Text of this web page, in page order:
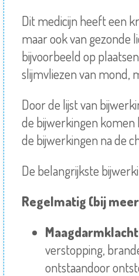
Dit medicijn heeft een
maar ook van gezonde
bijvoorbeeld op
slijmvliezen van mond,
Door de lijst van
de bijwerkingen komen
de bijwerkingen na de
De belangrijkste
Regelmatig (bij
verstopping,
ontstaandoor